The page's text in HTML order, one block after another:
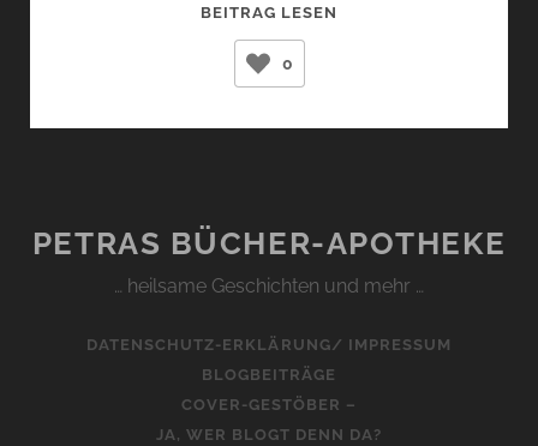
BEITRAG LESEN
(PATRICK
0
PETRAS BÜCHER-APOTHEKE
… heilsame Geschichten und mehr …
DATENSCHUTZ-ERKLÄRUNG/ IMPRESSUM
BLOGBEITRÄGE
COVER-GESTÖBER –
JA, WER BLOGT DENN DA?